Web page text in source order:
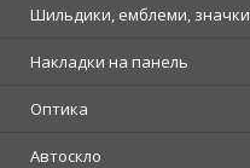
Шильдики, емблеми, значки
Накладки на панель
Оптика
Автоскло